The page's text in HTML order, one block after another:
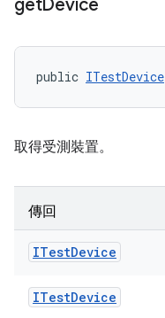
getDevice
public ITestDevice
取得受測裝置。
傳回
ITestDevice
ITestDevice